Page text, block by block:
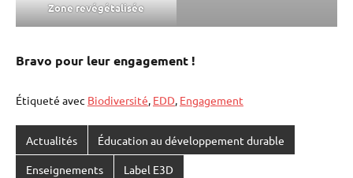
Zone revégétalisée
Bravo pour leur engagement !
Étiqueté avec Biodiversité, EDD, Engagement
Actualités Éducation au développement durable
Enseignements Label E3D